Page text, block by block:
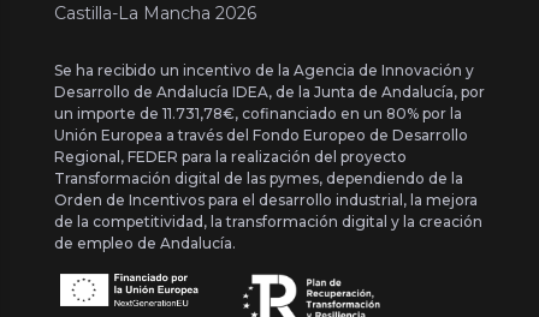
Castilla-La Mancha 2026
Se ha recibido un incentivo de la Agencia de Innovación y
Desarrollo de Andalucía IDEA, de la Junta de Andalucía, por
un importe de 11.731,78€, cofinanciado en un 80% por la
Unión Europea a través del Fondo Europeo de Desarrollo
Regional, FEDER para la realización del proyecto
Transformación digital de las pymes, dependiendo de la
Orden de Incentivos para el desarrollo industrial, la mejora
de la competitividad, la transformación digital y la creación
de empleo de Andalucía.